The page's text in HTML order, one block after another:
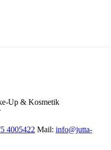
Up & Kosmetik
4005422 Mail: info@jutta-